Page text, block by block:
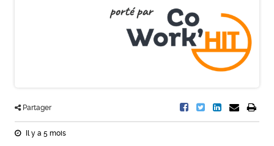
Partager
Il y a 5 mois